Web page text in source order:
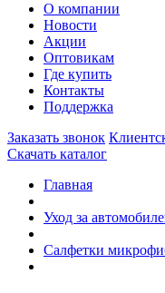
О компании
Новости
Акции
Оптовикам
Где купить
Контакты
Поддержка
Заказать звонок
Скачать каталог
Главная
Уход за
Салфетки